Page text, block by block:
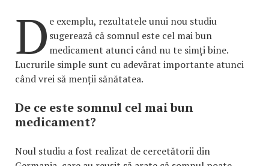
D e exemplu, rezultatele unui nou studiu
sugerează că somnul este cel mai bun
medicament atunci când nu te simți bine.
Lucrurile simple sunt cu adevărat importante atunci
când vrei să menții sănătatea.
De ce este somnul cel mai bun
medicament?
Noul studiu a fost realizat de cercetătorii din